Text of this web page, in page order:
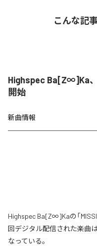
こんな記
Highspec Ba[Z∞]Ka、
開始
新曲情報
Highspec Ba[Z∞]Kaの「
回デジタル配信された楽曲は
なっている。